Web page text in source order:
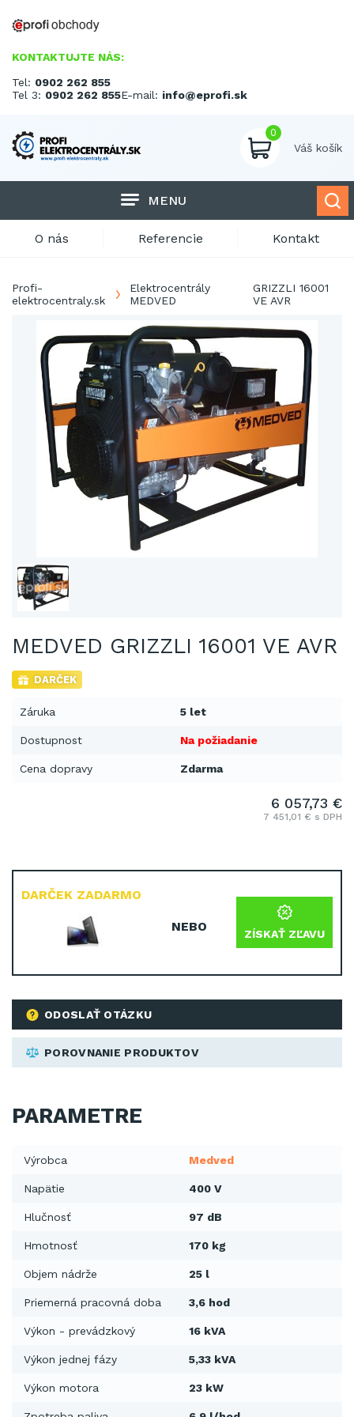
KONTAKTUJTE NÁS:
Tel: 0902 262 855
Tel 3: 0902 262 855E-mail: info@eprofi.sk
0
Váš košík
MENU
O nás Referencie Kontakt
Profi-
elektrocentraly.sk
Elektrocentrály
MEDVED
GRIZZLI 16001
VE AVR
MEDVED GRIZZLI 16001 VE AVR
DARČEK
Záruka 5 let
Dostupnost Na požiadanie
Cena dopravy Zdarma
ODOSLAŤ OTÁZKU
POROVNANIE PRODUKTOV
DARČEK ZADARMO
NEBO ZÍSKAŤ ZĽAVU
6 057,73 €
7 451,01 € s DPH
PARAMETRE
Výrobca Medved
Napätie 400 V
Hlučnosť 97 dB
Hmotnosť 170 kg
Objem nádrže 25 l
Priemerná pracovná doba 3,6 hod
Výkon - prevádzkový 16 kVA
Výkon jednej fázy 5,33 kVA
Výkon motora 23 kW